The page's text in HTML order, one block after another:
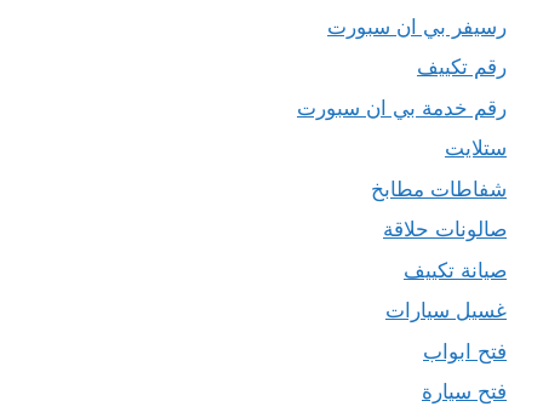
رسيفر بي ان سبورت
رقم تكييف
رقم خدمة بي ان سبورت
ستلايت
شفاطات مطابخ
صالونات حلاقة
صيانة تكييف
غسيل سيارات
فتح ابواب
فتح سيارة